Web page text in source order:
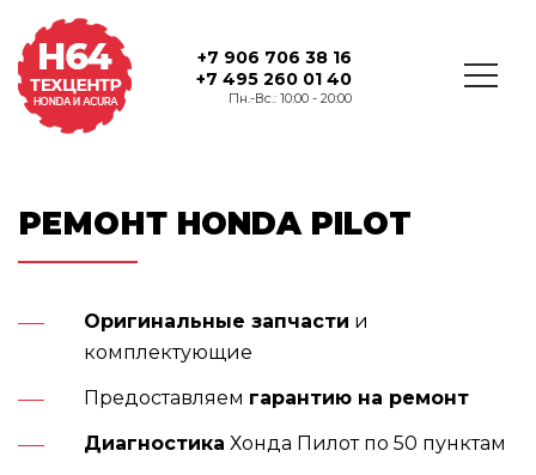
+7 906 706 38 16
+7 495 260 01 40
Пн.-Вс.: 10:00 - 20:00
РЕМОНТ HONDA PILOT
Оригинальные запчасти и
комплектующие
Предоставляем гарантию на ремонт
Диагностика Хонда Пилот по 50 пунктам